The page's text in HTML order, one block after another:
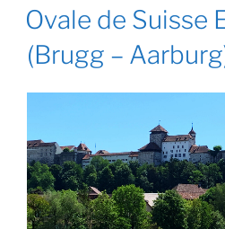
OP
Ovale de Suisse
(Brugg –